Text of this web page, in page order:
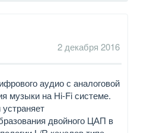
2 декабря 2016
аудио с аналоговой
музыки на Hi-Fi системе.
двойного ЦАП в